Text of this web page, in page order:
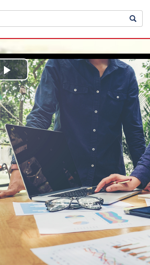
Play
Video